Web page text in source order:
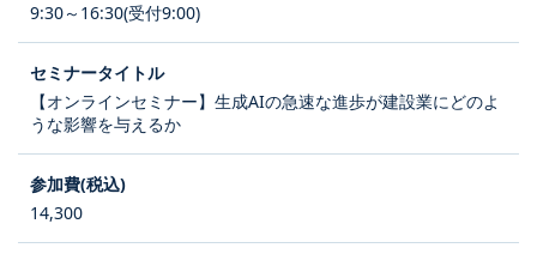
9:30～16:30(受付9:00)
【オンラインセミナー】生成AIの急速な進歩が建設業にどのよ
うな影響を与えるか
14,300